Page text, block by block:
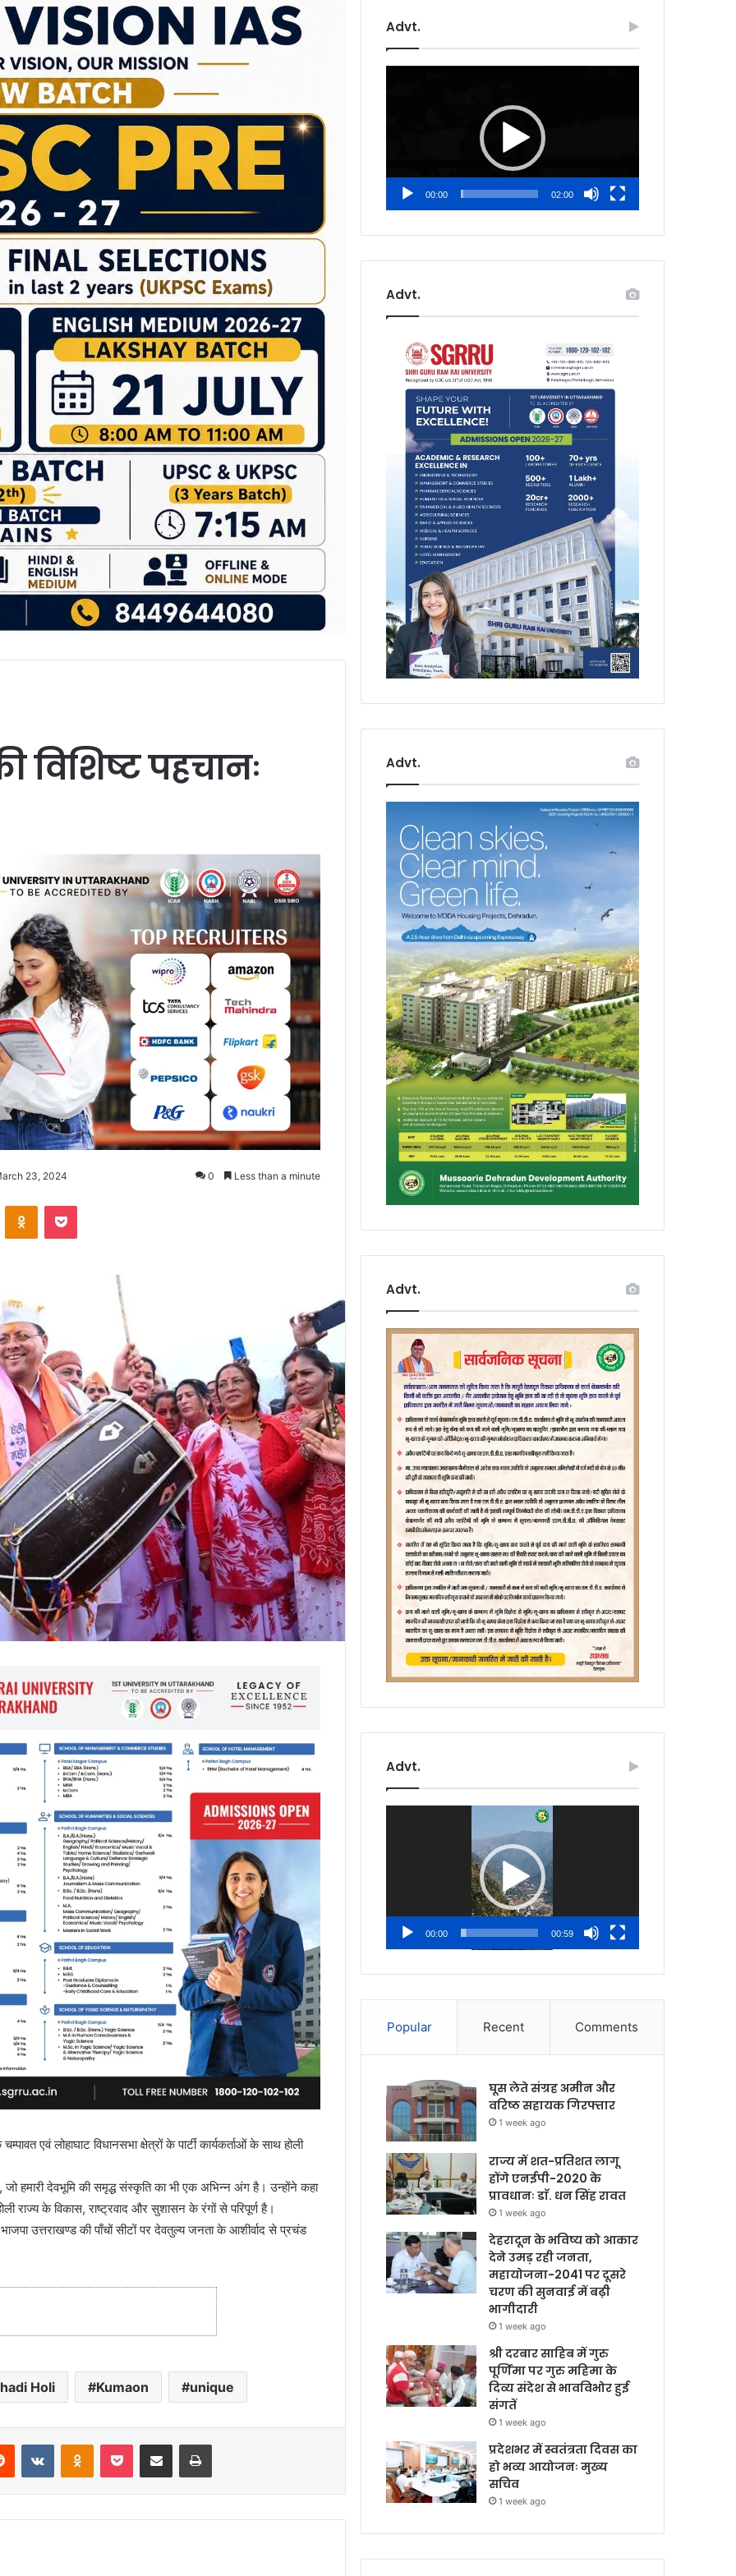
विशिष्ट पहचानः
23, 2024 0 Less than a minute
एवं लोहाघाट विधानसभा क्षेत्रों के पार्टी कार्यकर्ताओं के साथ होली
हमारी देवभूमि की समृद्ध संस्कृति का भी एक अभिन्न अंग है। उन्होंने कहा
राज्य के विकास, राष्ट्रवाद और सुशासन के रंगों से परिपूर्ण है।
उत्तराखण्ड की पाँचों सीटों पर देवतुल्य जनता के आशीर्वाद से प्रचंड
Holi Kumaon unique
Advt.
00:00 02:00
Advt.
Advt.
Advt.
Advt.
00:00 00:59
Popular Recent Comments
घूस लेते संग्रह अमीन और
वरिष्ठ सहायक गिरफ्तार
1 week ago
राज्य में शत-प्रतिशत लागू
होंगे एनईपी-2020 के
प्रावधानः डाॅ. धन सिंह रावत
1 week ago
देहरादून के भविष्य को आकार
देने उमड़ रही जनता,
महायोजना-2041 पर दूसरे
चरण की सुनवाई में बढ़ी
भागीदारी
1 week ago
श्री दरबार साहिब में गुरु
पूर्णिमा पर गुरु महिमा के
दिव्य संदेश से भावविभोर हुई
संगतें
1 week ago
प्रदेशभर में स्वतंत्रता दिवस का
हो भव्य आयोजनः मुख्य
सचिव
1 week ago